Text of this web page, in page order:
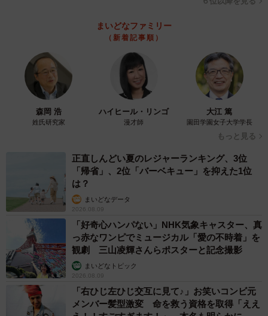
まいどなファミリー
（新着記事順）
森岡 浩
姓氏研究家
ハイヒール・リンゴ
漫才師
大江 篤
園田学園女子大学学長
もっと見る
正直しんどい夏のレジャーランキング、3位
「帰省」、2位「バーベキュー」を抑えた1位
は？
まいどなデータ
2026.08.09
「好奇心ハンパない」NHK気象キャスター、真
っ赤なワンピでミュージカル「愛の不時着」を
観劇 三山凌輝さんらポスターと記念撮影
まいどなトピック
2026.08.09
「右ひじ左ひじ交互に見て♪」お笑いコンビ元
メンバー髪型激変 命を救う資格を取得「ええ